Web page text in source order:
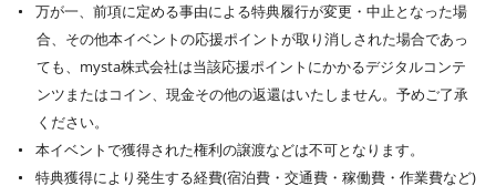
万が一、前項に定める事由による特典履行が変更・中止となった場
合、その他本イベントの応援ポイントが取り消しされた場合であっ
ても、mysta株式会社は当該応援ポイントにかかるデジタルコンテ
ンツまたはコイン、現金その他の返還はいたしません。予めご了承
ください。
本イベントで獲得された権利の譲渡などは不可となります。
特典獲得により発生する経費(宿泊費・交通費・稼働費・作業費など)